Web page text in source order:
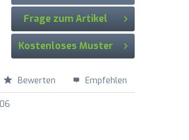
Frage zum Artikel
Kostenloses Muster
Bewerten Empfehlen